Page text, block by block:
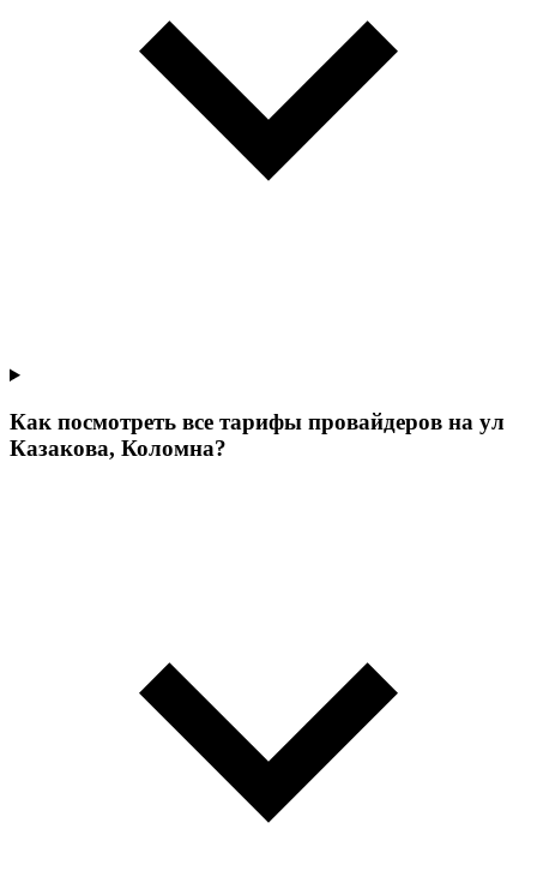
Как посмотреть все тарифы провайдеров на ул
Казакова, Коломна?